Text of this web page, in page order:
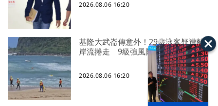
2026.08.06 16:20
基隆大武崙傳意外！29歲泳客疑遭離
岸流捲走 9級強風阻搜救
2026.08.06 16:20